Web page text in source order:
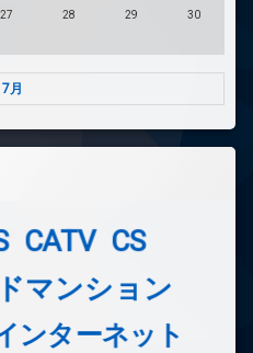
27 28 29 30
月
CATV CS
マンション
ンターネット